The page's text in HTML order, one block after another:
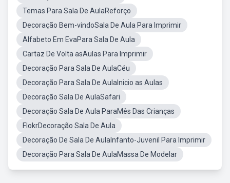
Temas Para Sala De AulaReforço
Decoração Bem-vindoSala De Aula Para Imprimir
Alfabeto Em EvaPara Sala De Aula
Cartaz De Volta asAulas Para Imprimir
Decoração Para Sala De AulaCéu
Decoração Para Sala De AulaInicio as Aulas
Decoração Sala De AulaSafari
Decoração Sala De Aula ParaMês Das Crianças
FlokrDecoração Sala De Aula
Decoração De Sala De AulaInfanto-Juvenil Para Imprimir
Decoração Para Sala De AulaMassa De Modelar